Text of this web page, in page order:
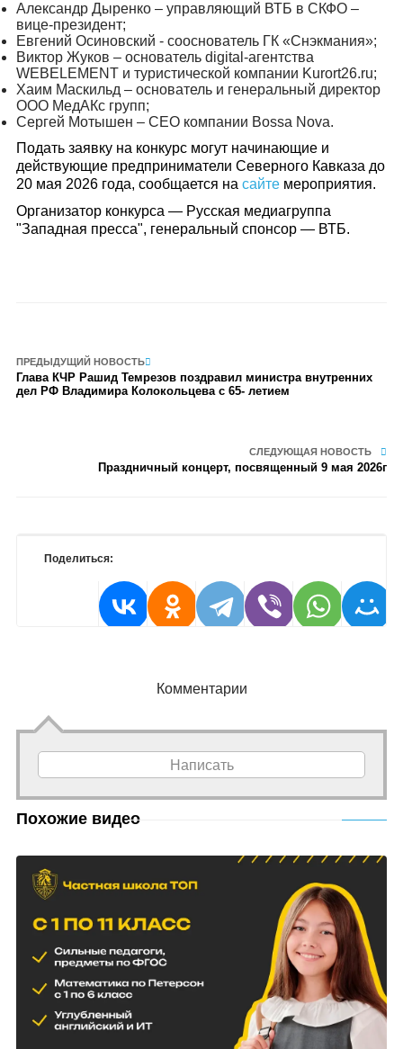
Александр Дыренко – управляющий ВТБ в СКФО –
вице-президент;
Евгений Осиновский - сооснователь ГК «Снэкмания»;
Виктор Жуков – основатель digital-агентства
WEBELEMENT и туристической компании Kurort26.ru;
Хаим Маскильд – основатель и генеральный директор
ООО МедАКс групп;
Сергей Мотышен – CEO компании Bossa Nova.
Подать заявку на конкурс могут начинающие и
действующие предприниматели Северного Кавказа до
20 мая 2026 года, сообщается на сайтемероприятия.
Организатор конкурса — Русская медиагруппа
"Западная пресса", генеральный спонсор — ВТБ.
ПРЕДЫДУЩИЙ НОВОСТЬ
Глава КЧР Рашид Темрезов поздравил министра внутренних
дел РФ Владимира Колокольцева с 65- летием
СЛЕДУЮЩАЯ НОВОСТЬ
Праздничный концерт, посвященный 9 мая 2026г
Поделиться:
Комментарии
Написать
Похожие видео